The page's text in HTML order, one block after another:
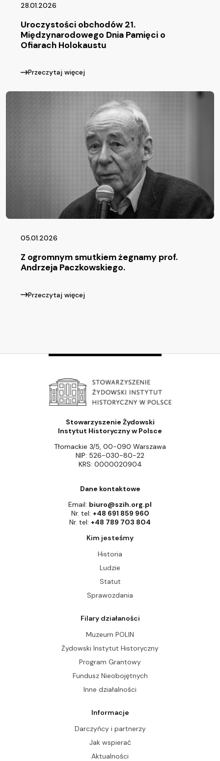
28.01.2026
Uroczystości obchodów 21.
Międzynarodowego Dnia Pamięci o
Ofiarach Holokaustu
Przeczytaj więcej
05.01.2026
Z ogromnym smutkiem żegnamy prof.
Andrzeja Paczkowskiego.
Przeczytaj więcej
Stowarzyszenie Żydowski
Instytut Historyczny w Polsce
Tłomackie 3/5, 00-090 Warszawa
NIP: 526-030-80-22
KRS: 0000020904
Dane kontaktowe
Email: biuro@szih.org.pl
Nr. tel: +48 691 859 960
Nr. tel: +48 789 703 804
Kim jesteśmy
Historia
Ludzie
Statut
Sprawozdania
Filary działaności
Muzeum POLIN
Żydowski Instytut Historyczny
Program Grantowy
Fundusz Nieobojętnych
Inne działalności
Informacje
Darczyńcy i partnerzy
Jak wspierać
Aktualności